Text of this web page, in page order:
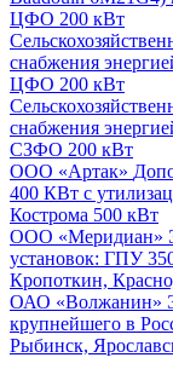
ЦФО 200 кВт
снабжения
ЦФО 200 кВт
снабжения
СЗФО 200 кВт
ООО «Артак»
400 КВт с
Кострома 500 кВт
ООО «Меридиан»
установок: ГПУ
Кропоткин,
ОАО «Волжанин»
крупнейшего в
Рыбинск,